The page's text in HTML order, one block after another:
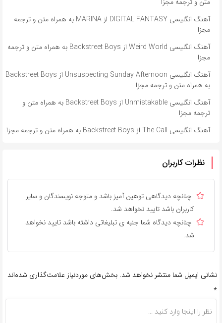
آهنگ انگلیسی DIGITAL FANTASY از MARINA به همراه متن و ترجمه
مجزا
آهنگ انگلیسی Weird World از Backstreet Boys به همراه متن و ترجمه
مجزا
آهنگ انگلیسی Unsuspecting Sunday Afternoon از Backstreet Boys
به همراه متن و ترجمه مجزا
آهنگ انگلیسی Unmistakable از Backstreet Boys به همراه متن و
ترجمه مجزا
آهنگ انگلیسی The Call از Backstreet Boys به همراه متن و ترجمه مجزا
نظرات کاربران
چنانچه دیدگاهی توهین آمیز باشد و متوجه نویسندگان و سایر
کاربران باشد تایید نخواهد شد.
چنانچه دیدگاه شما جنبه ی تبلیغاتی داشته باشد تایید نخواهد
شد.
نشانی ایمیل شما منتشر نخواهد شد. بخش‌های موردنیاز علامت‌گذاری شده‌اند
*